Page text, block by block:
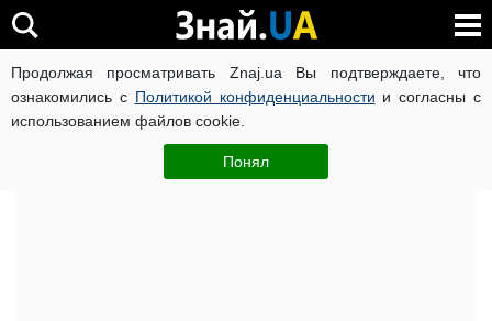
Продолжая просматривать Znaj.ua Вы подтверждаете, что
ознакомились с Политикой конфиденциальности и согласны с
использованием файлов cookie.
Понял
ВОЙНА РОССИИ ПРОТИВ УКРАИНЫ КОРОНАВИРУС В
ЧИТАТИ УКРАЇНСЬКОЮ